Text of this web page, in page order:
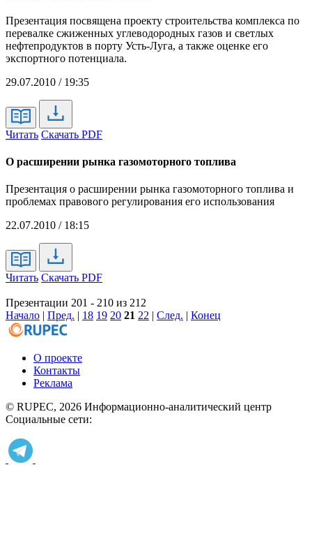
Презентация посвящена проекту строительства комплекса по
перевалке сжиженных углеводородных газов и светлых
нефтепродуктов в порту Усть-Луга, а также оценке его
экспортного потенциала.
29.07.2010 / 19:35
Читать Скачать PDF
О расширении рынка газомоторного топлива
Презентация о расширении рынка газомоторного топлива и
проблемах правового регулирования его использования
22.07.2010 / 18:15
Читать Скачать PDF
Презентации 201 - 210 из 212
Начало | Пред. | 18 19 20 21 22 | След. | Конец
О проекте
Контакты
Реклама
© RUPEC, 2026 Информационно-аналитический центр
Социальные сети: